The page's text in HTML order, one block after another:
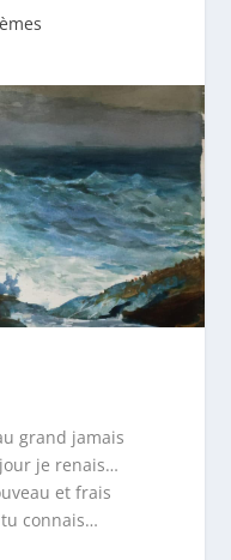
grand jamais
jour je renais…
et frais
connais…